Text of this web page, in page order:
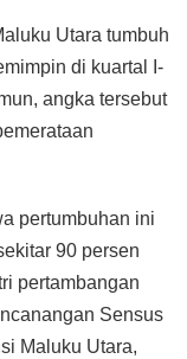
Utara tumbuh
di kuartal I-
angka tersebut
pertumbuhan ini
90 persen
pertambangan
Sensus
Maluku Utara,